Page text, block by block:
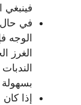
فينبغي
في حال
الوجه
الغرز
إذا